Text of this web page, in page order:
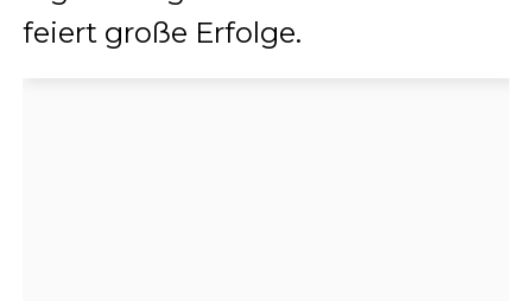
feiert große Erfolge.